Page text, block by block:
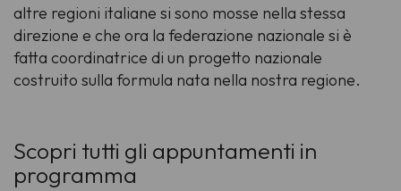
altre regioni italiane si sono mosse nella stessa
direzione e che ora la federazione nazionale si è
fatta coordinatrice di un progetto nazionale
costruito sulla formula nata nella nostra regione.
Scopri tutti gli appuntamenti in
programma